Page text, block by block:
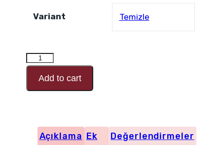
Variant Temizle
RANFORCE
Desen
Kodu
Add to cart
Açıklama Ek
Değerlendirmeler